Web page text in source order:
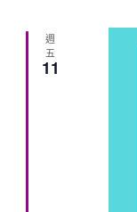
週
五
11